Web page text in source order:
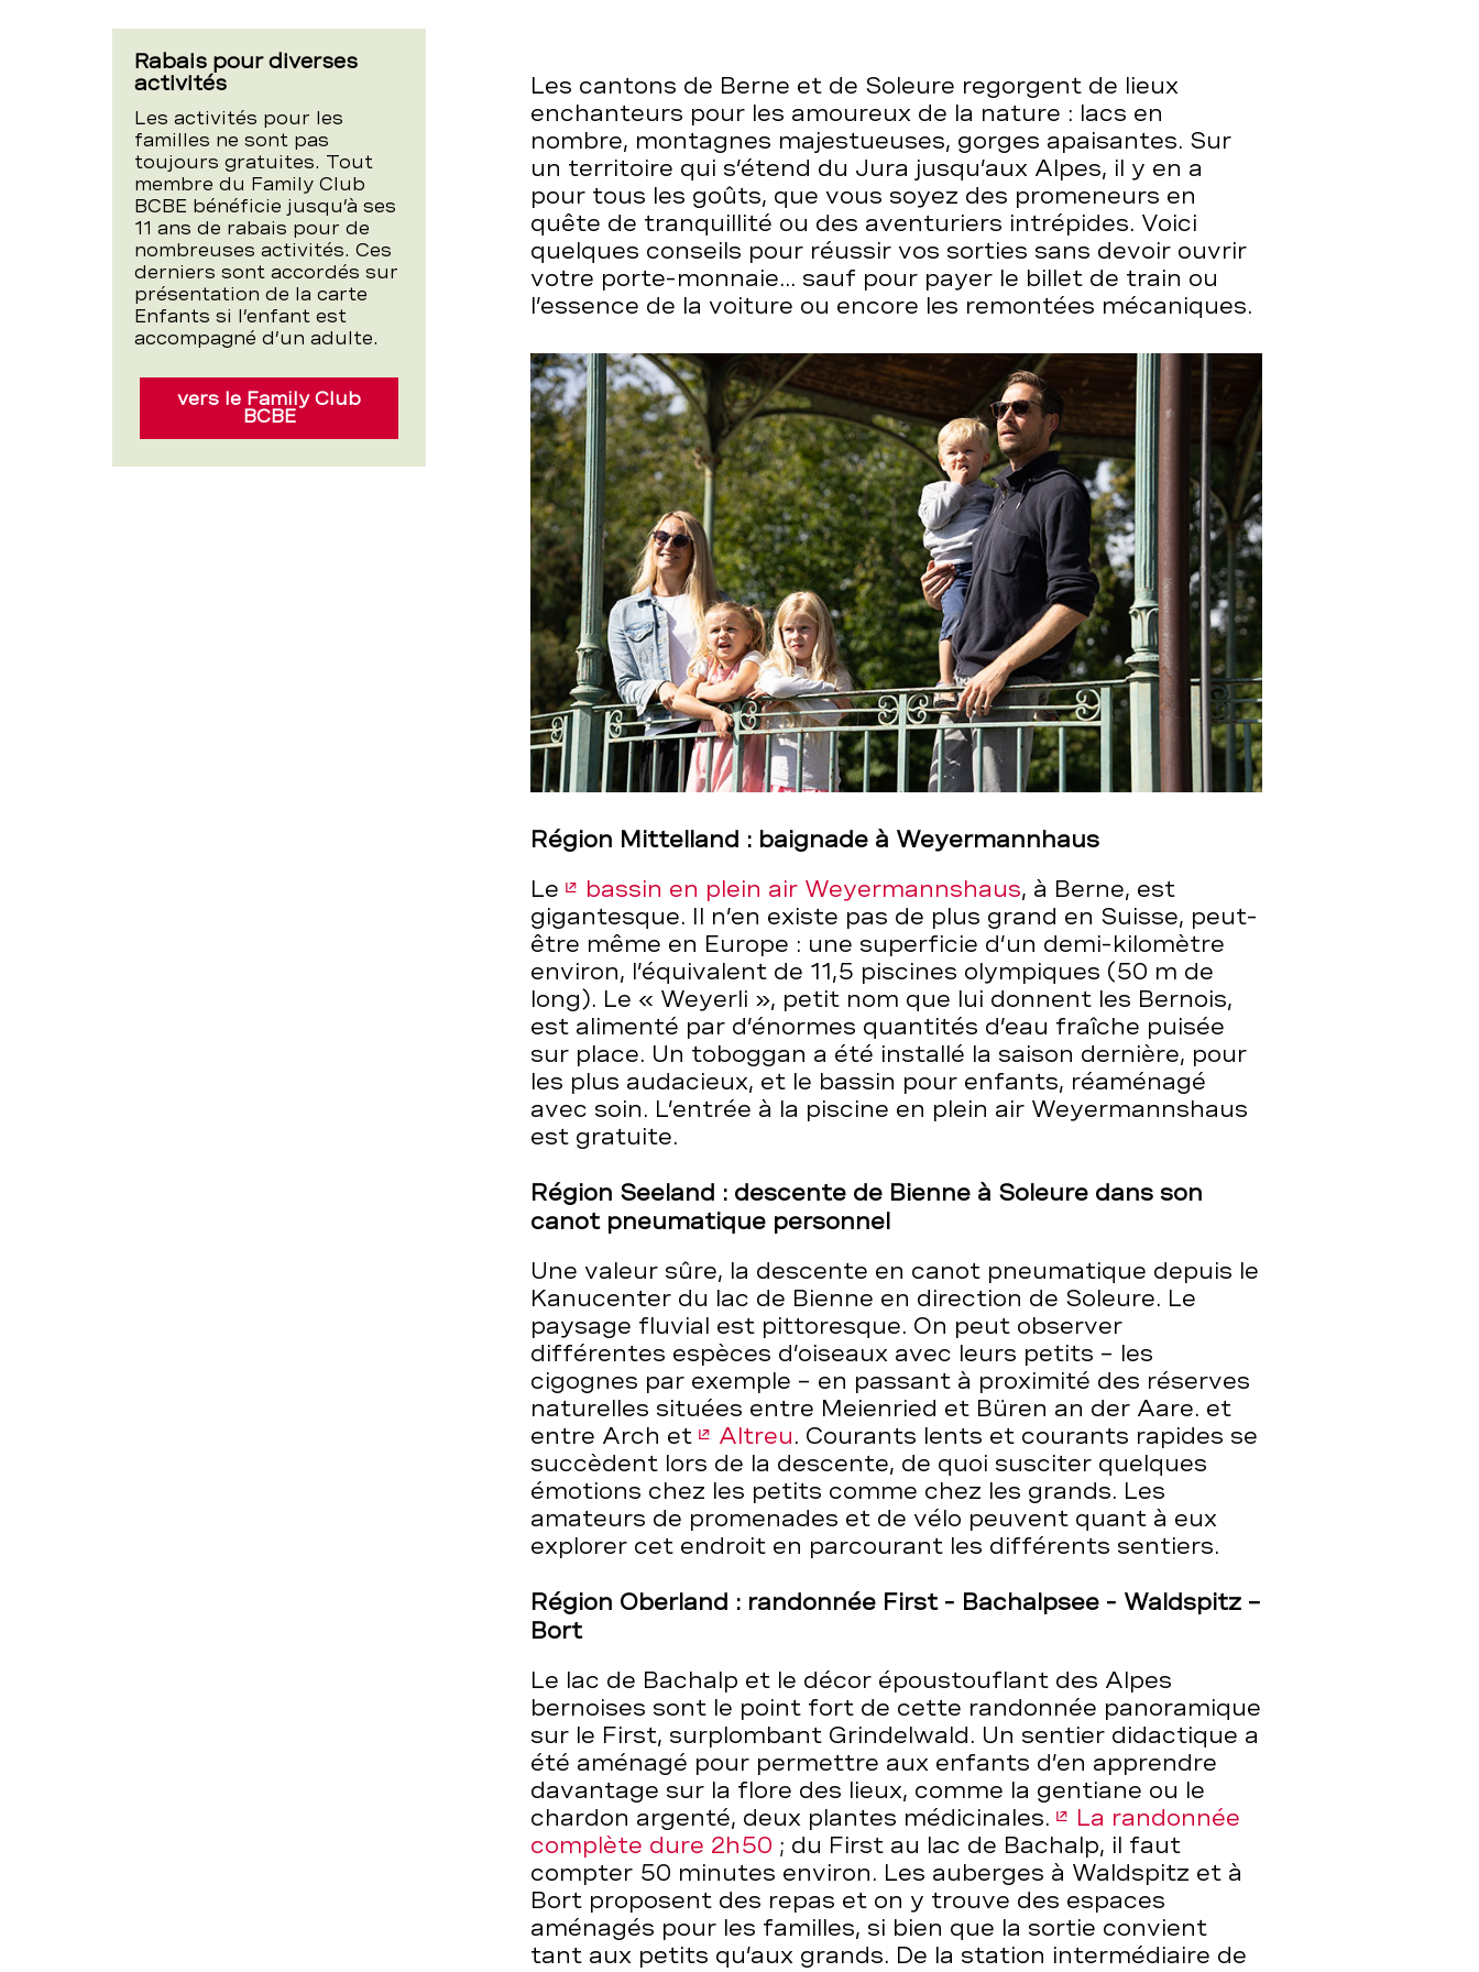
Rabais pour diverses
activités
Les activités pour les
familles ne sont pas
toujours gratuites. Tout
membre du Family Club
BCBE bénéficie jusqu’à ses
11 ans de rabais pour de
nombreuses activités. Ces
derniers sont accordés sur
présentation de la carte
Enfants si l’enfant est
accompagné d’un adulte.
vers le Family Club
BCBE
Les cantons de Berne et de Soleure regorgent de lieux
enchanteurs pour les amoureux de la nature : lacs en
nombre, montagnes majestueuses, gorges apaisantes. Sur
un territoire qui s’étend du Jura jusqu’aux Alpes, il y en a
pour tous les goûts, que vous soyez des promeneurs en
quête de tranquillité ou des aventuriers intrépides. Voici
quelques conseils pour réussir vos sorties sans devoir ouvrir
votre porte-monnaie... sauf pour payer le billet de train ou
l’essence de la voiture ou encore les remontées mécaniques.
Région Mittelland : baignade à Weyermannhaus
Le
bassin en plein air Weyermannshaus, à Berne, est
gigantesque. Il n’en existe pas de plus grand en Suisse, peut-
être même en Europe : une superficie d’un demi-kilomètre
environ, l’équivalent de 11,5 piscines olympiques (50 m de
long). Le « Weyerli », petit nom que lui donnent les Bernois,
est alimenté par d’énormes quantités d’eau fraîche puisée
sur place. Un toboggan a été installé la saison dernière, pour
les plus audacieux, et le bassin pour enfants, réaménagé
avec soin. L’entrée à la piscine en plein air Weyermannshaus
est gratuite.
Région Seeland : descente de Bienne à Soleure dans son
canot pneumatique personnel
Une valeur sûre, la descente en canot pneumatique depuis le
Kanucenter du lac de Bienne en direction de Soleure. Le
paysage fluvial est pittoresque. On peut observer
différentes espèces d’oiseaux avec leurs petits – les
cigognes par exemple – en passant à proximité des réserves
naturelles situées entre Meienried et Büren an der Aare. et
entre Arch et
Altreu. Courants lents et courants rapides se
succèdent lors de la descente, de quoi susciter quelques
émotions chez les petits comme chez les grands. Les
amateurs de promenades et de vélo peuvent quant à eux
explorer cet endroit en parcourant les différents sentiers.
Région Oberland : randonnée First - Bachalpsee - Waldspitz –
Bort
Le lac de Bachalp et le décor époustouflant des Alpes
bernoises sont le point fort de cette randonnée panoramique
sur le First, surplombant Grindelwald. Un sentier didactique a
été aménagé pour permettre aux enfants d’en apprendre
davantage sur la flore des lieux, comme la gentiane ou le
chardon argenté, deux plantes médicinales.
La randonnée
complète dure 2h50 ; du First au lac de Bachalp, il faut
compter 50 minutes environ. Les auberges à Waldspitz et à
Bort proposent des repas et on y trouve des espaces
aménagés pour les familles, si bien que la sortie convient
tant aux petits qu’aux grands. De la station intermédiaire de